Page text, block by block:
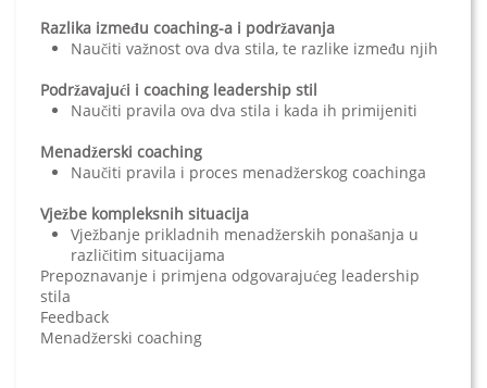
Razlika između coaching-a i podržavanja
Naučiti važnost ova dva stila, te razlike između njih
Podržavajući i coaching leadership stil
Naučiti pravila ova dva stila i kada ih primijeniti
Menadžerski coaching
Naučiti pravila i proces menadžerskog coachinga
Vježbe kompleksnih situacija
Vježbanje prikladnih menadžerskih ponašanja u
različitim situacijama
Prepoznavanje i primjena odgovarajućeg leadership
stila
Feedback
Menadžerski coaching